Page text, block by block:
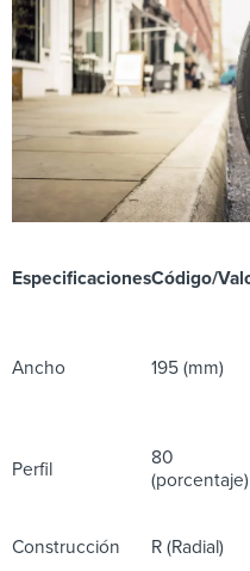
EspecificacionesCódigo/
Ancho 195 (mm)
Perfil
80
(porcentaje)
Construcción R (Radial)